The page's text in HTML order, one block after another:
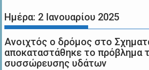
Ημέρα: 2 Ιανουαρίου 2025
Ανοιχτός ο δρόμος στο
αποκαταστάθηκε το πρόβλημα
συσσώρευσης υδάτων